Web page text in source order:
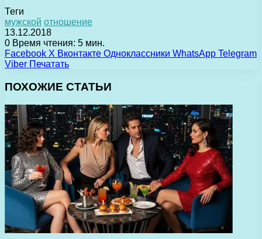
Теги
мужской отношение
13.12.2018
0 Время чтения: 5 мин.
Facebook X Вконтакте Одноклассники WhatsApp Telegram
Viber Печатать
ПОХОЖИЕ СТАТЬИ